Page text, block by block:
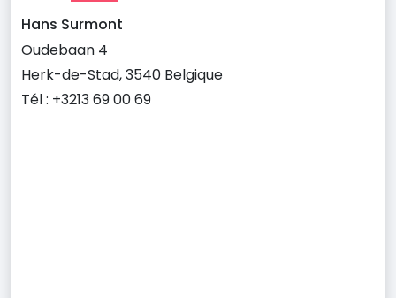
Hans Surmont
Oudebaan 4
Herk-de-Stad, 3540 Belgique
Tél : +3213 69 00 69